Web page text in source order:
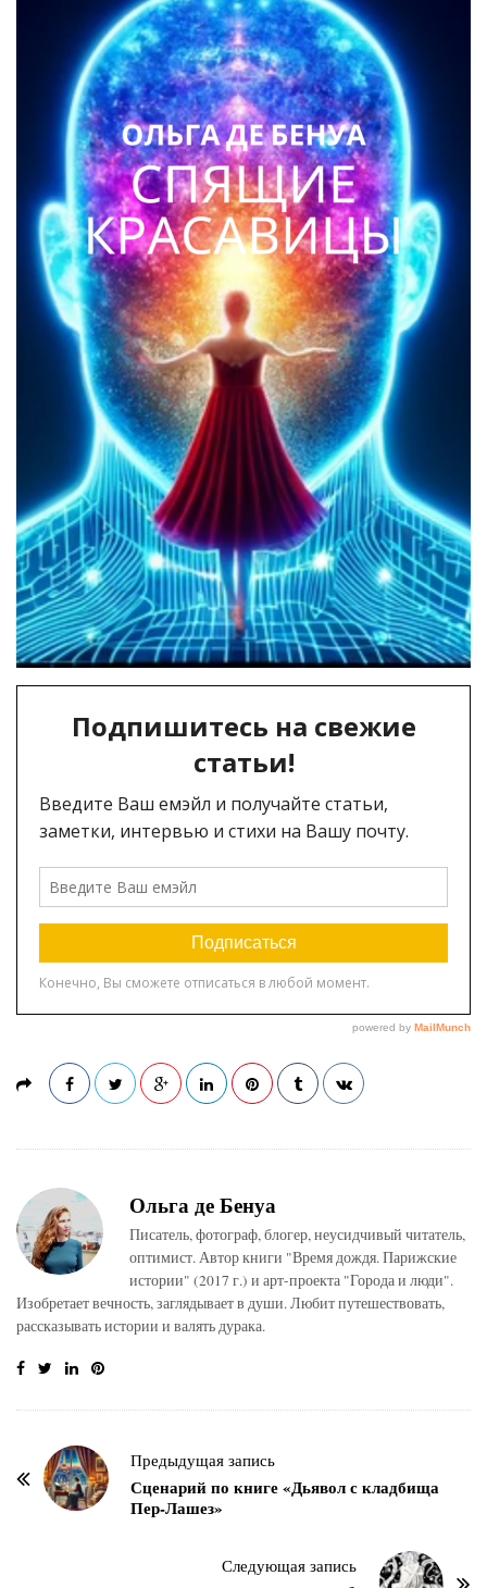
Ольга де Бенуа
Писатель, фотограф, блогер, неусидчивый читатель,
оптимист. Автор книги "Время дождя. Парижские
истории" (2017 г.) и арт-проекта "Города и люди".
Изобретает вечность, заглядывает в души. Любит путешествовать,
рассказывать истории и валять дурака.
Предыдущая запись
Сценарий по книге «Дьявол с кладбища
Пер-Лашез»
Следующая запись